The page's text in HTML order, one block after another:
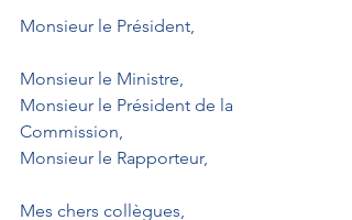
Monsieur le Président,
Monsieur le Ministre,
Monsieur le Président de la
Commission,
Monsieur le Rapporteur,
Mes chers collègues,